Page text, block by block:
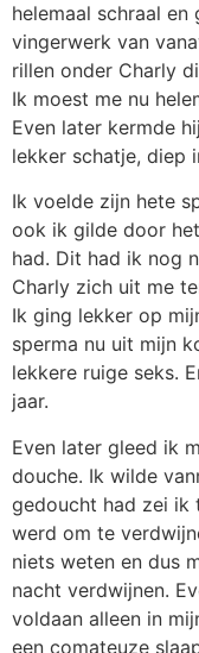
helemaal schraal
vingerwerk van
rillen onder Charly
Ik moest me nu
Even later kermde
lekker schatje, diep
Ik voelde zijn hete
ook ik gilde door
had. Dit had ik nog
Charly zich uit me
Ik ging lekker op
sperma nu uit mijn
lekkere ruige seks.
jaar.
Even later gleed ik
douche. Ik wilde
gedoucht had zei ik
werd om te
niets weten en dus
nacht verdwijnen.
voldaan alleen in
een comateuze